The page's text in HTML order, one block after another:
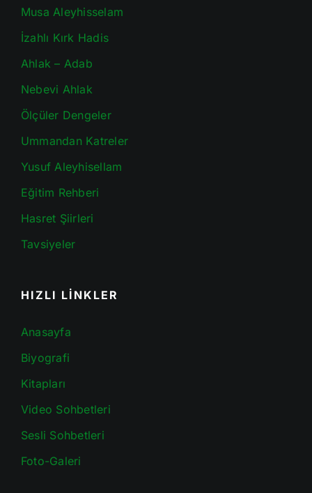
Musa Aleyhisselam
İzahlı Kırk Hadis
Ahlak – Adab
Nebevi Ahlak
Ölçüler Dengeler
Ummandan Katreler
Yusuf Aleyhisellam
Eğitim Rehberi
Hasret Şiirleri
Tavsiyeler
HIZLI LİNKLER
Anasayfa
Biyografi
Kitapları
Video Sohbetleri
Sesli Sohbetleri
Foto-Galeri